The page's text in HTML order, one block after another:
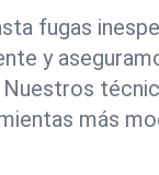
fugas
y
más